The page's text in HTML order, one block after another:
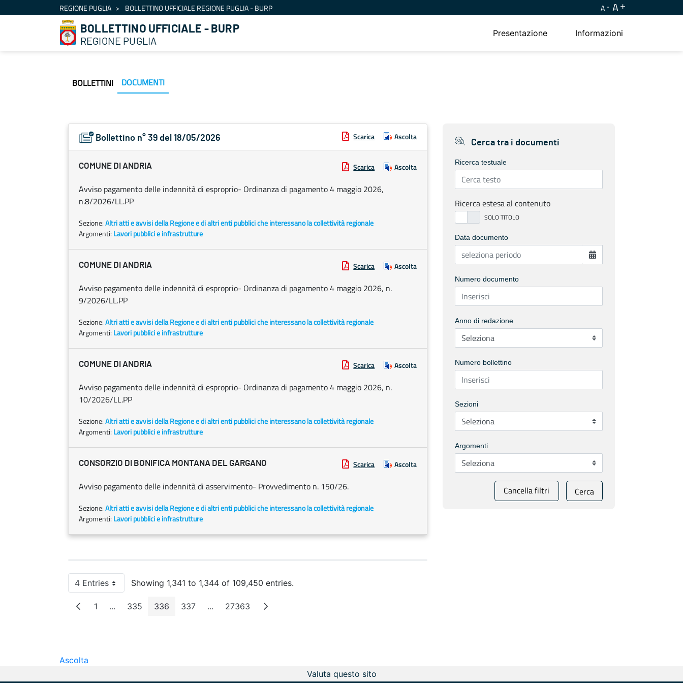
Skip to ContentREGIONE PUGLIA BOLLETTINO UFFICIALE REGIONE PUGLIA - BURP A A
BOLLETTINO UFFICIALE - BURP
REGIONE PUGLIA
Presentazione Informazioni
BOLLETTINI DOCUMENTI
Bollettino n° 39 del 18/05/2026 Scarica Ascolta
COMUNE DI ANDRIA Scarica Ascolta
Avviso pagamento delle indennità di esproprio- Ordinanza di pagamento 4 maggio 2026,
n.8/2026/LL.PP
Sezione:Altri atti e avvisi della Regione e di altri enti pubblici che interessano la collettività regionale
Argomenti: Lavori pubblici e infrastrutture
COMUNE DI ANDRIA Scarica Ascolta
Avviso pagamento delle indennità di esproprio- Ordinanza di pagamento 4 maggio 2026, n.
9/2026/LL.PP
Sezione:Altri atti e avvisi della Regione e di altri enti pubblici che interessano la collettività regionale
Argomenti: Lavori pubblici e infrastrutture
COMUNE DI ANDRIA Scarica Ascolta
Avviso pagamento delle indennità di esproprio- Ordinanza di pagamento 4 maggio 2026, n.
10/2026/LL.PP
Sezione:Altri atti e avvisi della Regione e di altri enti pubblici che interessano la collettività regionale
Argomenti: Lavori pubblici e infrastrutture
CONSORZIO DI BONIFICA MONTANA DEL GARGANO Scarica Ascolta
Avviso pagamento delle indennità di asservimento- Provvedimento n. 150/26.
Sezione:Altri atti e avvisi della Regione e di altri enti pubblici che interessano la collettività regionale
Argomenti: Lavori pubblici e infrastrutture
4 EntriesPer PageShowing 1,341 to 1,344 of 109,450 entries.
Page
1 ...Intermediate Pages
Page
335 Page
336 Page
337 ...Intermediate Pages
Page
27363
Cerca tra i documenti
Ricerca testuale
Ricerca estesa al contenuto
Data documento
Numero documento
Anno di redazione
Numero bollettino
Sezioni
Argomenti
Cancella filtri Cerca
Ascolta
Valuta questo sito